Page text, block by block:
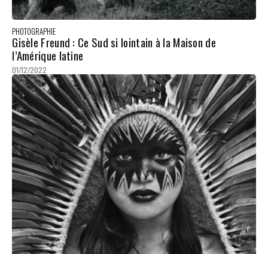
PHOTOGRAPHIE
Gisèle Freund : Ce Sud si lointain à la Maison de
l’Amérique latine
01/12/2022